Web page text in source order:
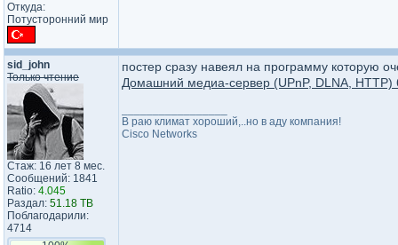
Откуда:
Потусторонний мир
sid_john
Только чтение
Стаж: 16 лет 8 мес.
Сообщений: 1841
Ratio: 4.045
Раздал: 51.18 TB
Поблагодарили:
4714
постер сразу навеял на программу которую
Домашний медиа-сервер (UPnP, DLNA, HTTP)
В раю климат хороший,..но в аду компания!
Cisco Networks